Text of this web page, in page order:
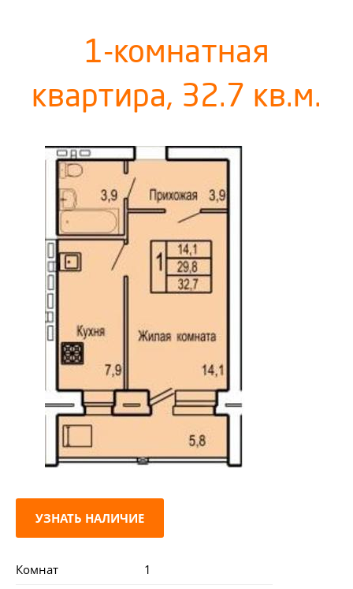
1-комнатная
квартира, 32.7 кв.м.
УЗНАТЬ НАЛИЧИЕ
Комнат 1